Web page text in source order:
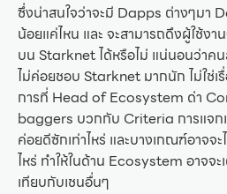
ซึ่งน่าสนใจว่าจะมี Dapps ต่างๆมา
น้อยแค่ไหน และ จะสามารถดึงผู้ใช้งา
บน Starknet ได้หรือไม่ แน่นอนว่า
ไม่ค่อยชอบ Starknet มากนัก ไม่ใช่เ
การที่ Head of Ecosystem ด่า
baggers บวกกับ Criteria การแจก
ค่อยดีซักเท่าไหร่ และบางเกณฑ์อาจจ
ไหร่ ทำให้ในด้าน Ecosystem อาจจ
เทียบกับเชนอื่นๆ